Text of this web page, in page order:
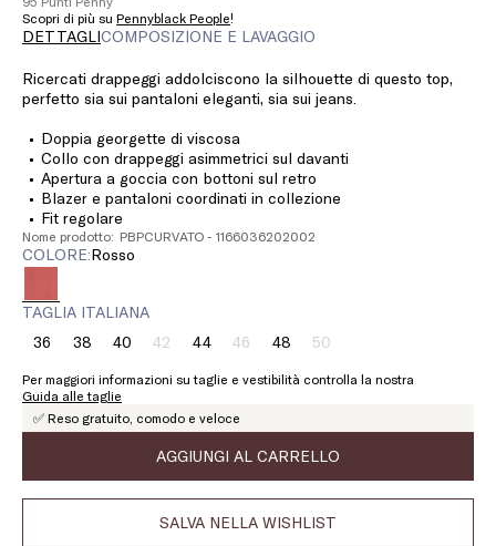
Scopri di più su Pennyblack People!
DETTAGLICOMPOSIZIONE E LAVAGGIO
Ricercati drappeggi addolciscono la silhouette di questo top,
perfetto sia sui pantaloni eleganti, sia sui jeans.
Doppia georgette di viscosa
Collo con drappeggi asimmetrici sul davanti
Apertura a goccia con bottoni sul retro
Blazer e pantaloni coordinati in collezione
Fit regolare
Nome prodotto: PBPCURVATO - 1166036202002
COLORE: rosso
TAGLIA ITALIANA
36Taglia:
38Taglia:
40Taglia:
42Taglia:
Prodotto
terminato
44Taglia:
44
46Taglia:
Prodotto
48Taglia:
48
50Taglia:
Prodotto
Per maggiori informazioni su taglie e vestibilità controlla la nostra
Guida alle taglie
✅ Reso gratuito, comodo e veloce
AGGIUNGI AL CARRELLO
SALVA NELLA WISHLIST